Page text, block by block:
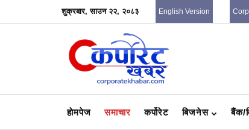
शुक्रबार, साउन २२, २०८३ English Version
हाेमपेज समाचार कर्पोरेट बिजनेस बैंक/